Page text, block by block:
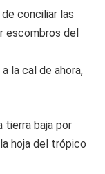
conciliar las
escombros del
la cal de ahora,
tierra baja por
hoja del trópico